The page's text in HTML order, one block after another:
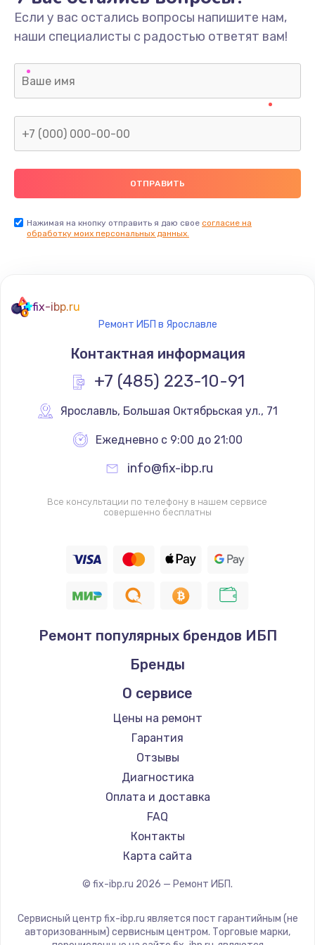
Если у вас остались вопросы напишите нам,
наши специалисты с радостью ответят вам!
Нажимая на кнопку отправить я даю свое согласие на
обработку моих персональных данных.
fix-ibp.ru
Ремонт ИБП в Ярославле
Контактная информация
+7 (485) 223-10-91
Ярославль, Большая Октябрьская ул., 71
Ежедневно с 9:00 до 21:00
info@fix-ibp.ru
Все консультации по телефону в нашем сервисе
совершенно бесплатны
Ремонт популярных брендов ИБП
Бренды
О сервисе
Цены на ремонт
Гарантия
Отзывы
Диагностика
Оплата и доставка
FAQ
Контакты
Карта сайта
© fix-ibp.ru 2026 — Ремонт ИБП.
Сервисный центр fix-ibp.ru является пост гарантийным (не
авторизованным) сервисным центром. Торговые марки,